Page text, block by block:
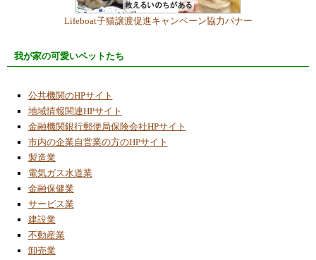
Lifeboat子猫譲渡促進キャンペーン協力バナー
我が家の可愛いペットたち
公共機関のHPサイト
地域情報関連HPサイト
金融機関銀行郵便局保険会社HPサイト
市内の企業自営業の方のHPサイト
製造業
電気ガス水道業
金融保健業
サービス業
建設業
不動産業
卸売業